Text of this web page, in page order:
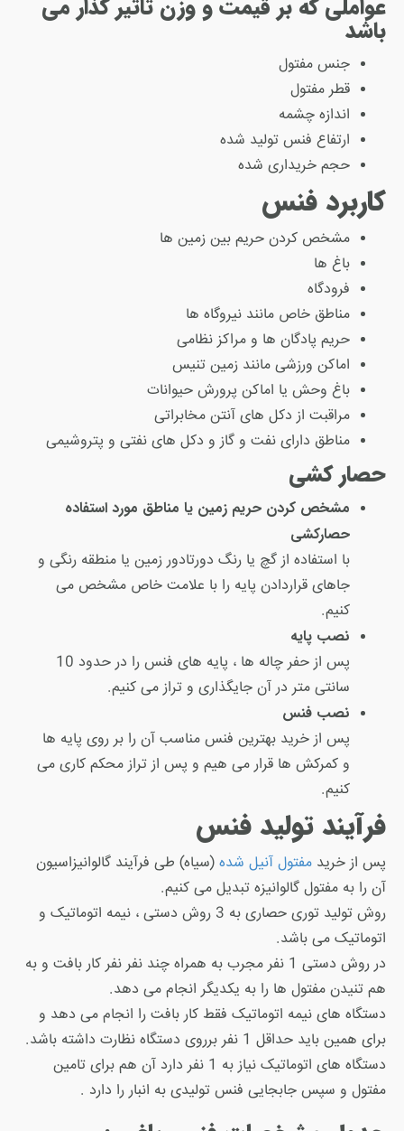
عواملی که بر قیمت و وزن تاثیر گذار می
باشد
جنس مفتول
قطر مفتول
اندازه چشمه
ارتفاع فنس تولید شده
حجم خریداری شده
کاربرد فنس
مشخص کردن حریم بین زمین ها
باغ ها
فرودگاه
مناطق خاص مانند نیروگاه ها
حریم پادگان ها و مراکز نظامی
اماکن ورزشی مانند زمین تنیس
باغ وحش یا اماکن پرورش حیوانات
مراقبت از دکل های آنتن مخابراتی
مناطق دارای نفت و گاز و دکل های نفتی و پتروشیمی
حصار کشی
مشخص کردن حریم زمین یا مناطق مورد استفاده
حصارکشی
با استفاده از گچ یا رنگ دورتادور زمین یا منطقه رنگی و
جاهای قراردادن پایه را با علامت خاص مشخص می
کنیم.
نصب پایه
پس از حفر چاله ها ، پایه های فنس را در حدود 10
سانتی متر در آن جایگذاری و تراز می کنیم.
نصب فنس
پس از خرید بهترین فنس مناسب آن را بر روی پایه ها
و کمرکش ها قرار می هیم و پس از تراز محکم کاری می
کنیم.
فرآیند تولید فنس
پس از خرید مفتول آنیل شده (سیاه) طی فرآیند گالوانیزاسیون
آن را به مفتول گالوانیزه تبدیل می کنیم.
روش تولید توری حصاری به 3 روش دستی ، نیمه اتوماتیک و
اتوماتیک می باشد.
در روش دستی 1 نفر مجرب به همراه چند نفر نفر کار بافت و به
هم تنیدن مفتول ها را به یکدیگر انجام می دهد.
دستگاه های نیمه اتوماتیک فقط کار بافت را انجام می دهد و
برای همین باید حداقل 1 نفر برروی دستگاه نظارت داشته باشد.
دستگاه های اتوماتیک نیاز به 1 نفر دارد آن هم برای تامین
مفتول و سپس جابجایی فنس تولیدی به انبار را دارد .